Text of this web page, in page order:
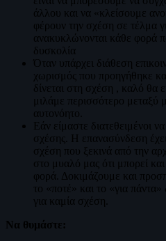
άλλου και να «κλείσουμε
φέρουν την σχέση σε τέλμα
ανακυκλώνονται κάθε φορά
δυσκολία
Όταν υπάρχει διάθεση
χωρισμός που προηγήθηκε
δίνεται στη σχέση , καλό θα
μιλάμε περισσότερο μεταξύ
αυτονόητο.
Εάν είμαστε διατεθειμένοι
σχέσης. Η επανασύνδεση
σχέση που ξεκινά από την
στο μυαλό μας ότι μπορεί
φορά. Δοκιμάζουμε και
το «ποτέ» και το «για
για καμία σχέση.
Να θυμάστε: